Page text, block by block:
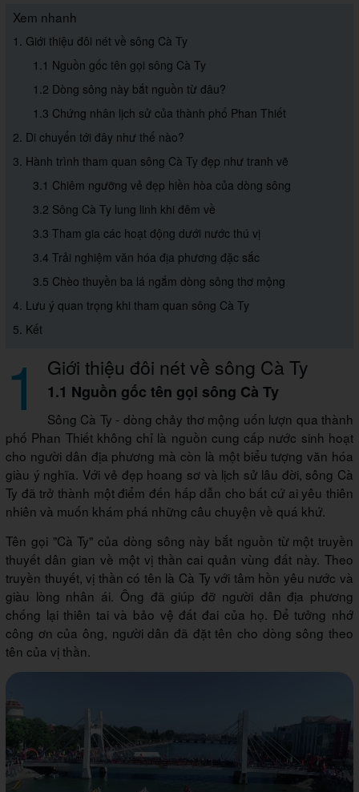
Xem nhanh
1. Giới thiệu đôi nét về sông Cà Ty
1.1 Nguồn gốc tên gọi sông Cà Ty
1.2 Dòng sông này bắt nguồn từ đâu?
1.3 Chứng nhân lịch sử của thành phố Phan Thiết
2. Di chuyển tới đây như thế nào?
3. Hành trình tham quan sông Cà Ty đẹp như tranh vẽ
3.1 Chiêm ngưỡng vẻ đẹp hiền hòa của dòng sông
3.2 Sông Cà Ty lung linh khi đêm về
3.3 Tham gia các hoạt động dưới nước thú vị
3.4 Trải nghiệm văn hóa địa phương đặc sắc
3.5 Chèo thuyền ba lá ngắm dòng sông thơ mộng
4. Lưu ý quan trọng khi tham quan sông Cà Ty
5. Kết
1 Giới thiệu đôi nét về sông Cà Ty
1.1 Nguồn gốc tên gọi sông Cà Ty
Sông Cà Ty - dòng chảy thơ mộng uốn lượn qua thành
phố Phan Thiết không chỉ là nguồn cung cấp nước sinh hoạt
cho người dân địa phương mà còn là một biểu tượng văn hóa
giàu ý nghĩa. Với vẻ đẹp hoang sơ và lịch sử lâu đời, sông Cà
Ty đã trở thành một điểm đến hấp dẫn cho bất cứ ai yêu thiên
nhiên và muốn khám phá những câu chuyện về quá khứ.
Tên gọi "Cà Ty" của dòng sông này bắt nguồn từ một truyền
thuyết dân gian về một vị thần cai quản vùng đất này. Theo
truyền thuyết, vị thần có tên là Cà Ty với tâm hồn yêu nước và
giàu lòng nhân ái. Ông đã giúp đỡ người dân địa phương
chống lại thiên tai và bảo vệ đất đai của họ. Để tưởng nhớ
công ơn của ông, người dân đã đặt tên cho dòng sông theo
tên của vị thần.